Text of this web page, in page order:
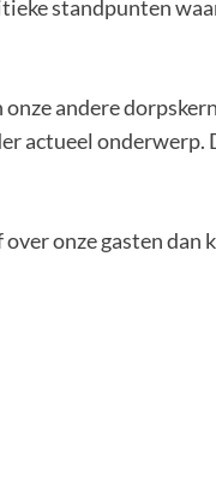
standpunten
andere
actueel onderwerp.
onze gasten dan